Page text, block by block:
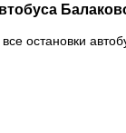
остановки